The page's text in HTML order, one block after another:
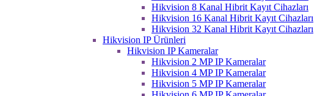
Hikvision 8 Kanal Hibrit Kayıt Cihazları
Hikvision 16 Kanal Hibrit Kayıt Cihazları
Hikvision 32 Kanal Hibrit Kayıt Cihazları
Hikvision IP Ürünleri
Hikvision IP Kameralar
Hikvision 2 MP IP Kameralar
Hikvision 4 MP IP Kameralar
Hikvision 5 MP IP Kameralar